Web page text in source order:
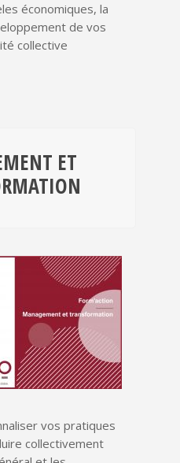
économiques, la
de vos
collective
ET
vos pratiques
collectivement